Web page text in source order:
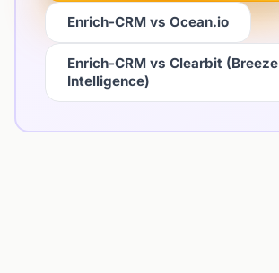
Enrich-CRM vs Ocean.io
Enrich-CRM vs Clearbit (Breeze
Intelligence)